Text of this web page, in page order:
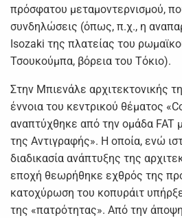
πρόσφατου μεταμοντερνισμού,
συνδηλώσεις (όπως, π.χ., η
Isozaki της πλατείας του
Τσουκούμπα, βόρεια του Τόκιο).
Στην Μπιενάλε αρχιτεκτονικής
έννοια του κεντρικού θέματος
αναπτύχθηκε από την ομάδα FAT
της Αντιγραφής». Η οποία, ενώ
διαδικασία ανάπτυξης της
εποχή θεωρήθηκε εχθρός της
κατοχύρωση του κοπυράιτ
της «πατρότητας». Από την